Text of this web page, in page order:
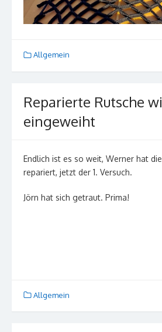
Allgemein
Reparierte Rutsche
eingeweiht
Endlich ist es so weit, Werner hat
repariert, jetzt der 1. Versuch.
Jörn hat sich getraut. Prima!
Allgemein